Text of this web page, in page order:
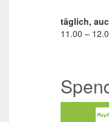
täglich,
11.00 –